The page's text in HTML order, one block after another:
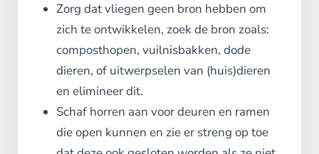
Zorg dat vliegen geen bron hebben om
zich te ontwikkelen, zoek de bron zoals:
composthopen, vuilnisbakken, dode
dieren, of uitwerpselen van (huis)dieren
en elimineer dit.
Schaf horren aan voor deuren en ramen
die open kunnen en zie er streng op toe